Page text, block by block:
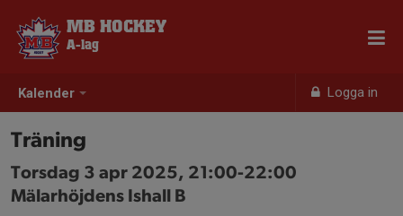
Kalender Logga in
MB HOCKEY
A-lag
Träning
Torsdag 3 apr 2025, 21:00-22:00
Mälarhöjdens Ishall B